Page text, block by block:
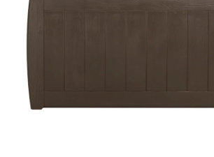
hvězdiček.